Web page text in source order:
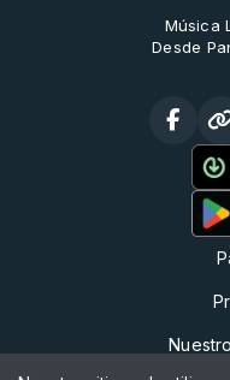
Música
Desde